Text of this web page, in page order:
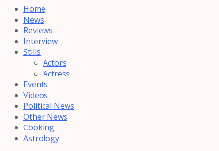
Home
News
Reviews
Interview
Stills
Actors
Actress
Events
Videos
Political News
Other News
Cooking
Astrology